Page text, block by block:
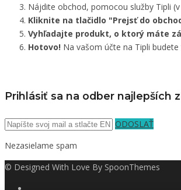
Nájdite obchod, pomocou služby Tipli
Kliknite na tlačidlo "Prejsť do
Vyhľadajte produkt, o ktorý máte
Hotovo! Na vašom účte na Tipli
Prihlásiť sa na odber najlepších
ODOSLAŤ
Nezasielame spam
© Designed With Love By SpoonThemes